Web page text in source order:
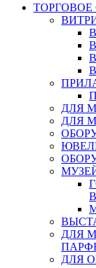
ТОРГОВОЕ
ДЛЯ
ДЛЯ
ДЛЯ
ДЛЯ